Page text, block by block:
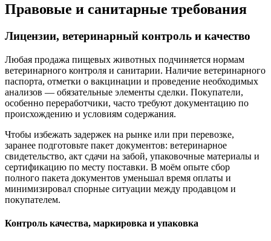
Правовые и санитарные требования
Лицензии, ветеринарный контроль и качество
Любая продажа пищевых животных подчиняется нормам
ветеринарного контроля и санитарии. Наличие ветеринарного
паспорта, отметки о вакцинации и проведение необходимых
анализов — обязательные элементы сделки. Покупатели,
особенно переработчики, часто требуют документацию по
происхождению и условиям содержания.
Чтобы избежать задержек на рынке или при перевозке,
заранее подготовьте пакет документов: ветеринарное
свидетельство, акт сдачи на забой, упаковочные материалы и
сертификацию по месту поставки. В моём опыте сбор
полного пакета документов уменьшал время оплаты и
минимизировал спорные ситуации между продавцом и
покупателем.
Контроль качества, маркировка и упаковка